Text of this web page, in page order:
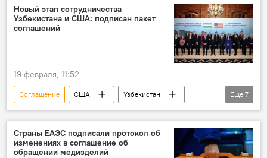
Россия
Джизакская область
АЭС
Алексей Лихачев
Новый этап сотрудничества
Узбекистана и США: подписан пакет
соглашений
19 февраля, 11:52
Соглашение США
Узбекистан
подписание документов
сотрудничество
рабочий визит
Шавкат Мирзиёев
Сельское хозяйство
энергетика
Еще 7
Страны ЕАЭС подписали протокол об
изменениях в соглашение об
обращении медизделий